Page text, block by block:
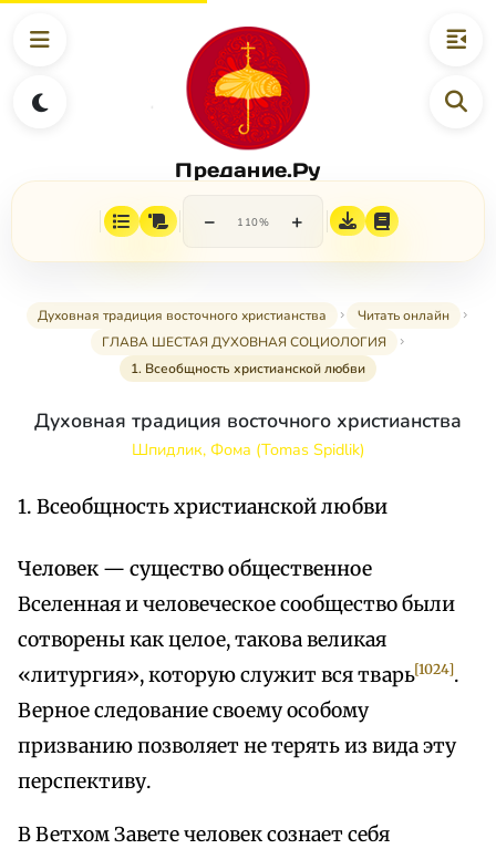
Предание.Ру
− 110% +
Духовная традиция восточного христианства
Читать онлайн
ГЛАВА ШЕСТАЯ ДУХОВНАЯ СОЦИОЛОГИЯ
1. Всеобщность христианской любви
Духовная традиция восточного христианства
Шпидлик, Фома (Tomas Spidlik)
1. Всеобщность христианской любви
Человек — существо общественное
Вселенная и человеческое сообщество были
сотворены как целое, такова великая
«литургия», которую служит вся тварь[1024].
Верное следование своему особому
призванию позволяет не терять из вида эту
перспективу.
В Ветхом Завете человек сознает себя